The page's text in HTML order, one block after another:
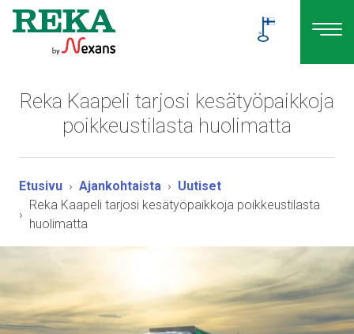
Reka Kaapeli tarjosi kesätyöpaikkoja
poikkeustilasta huolimatta
Etusivu Ajankohtaista
Uutiset
Reka Kaapeli tarjosi kesätyöpaikkoja poikkeustilasta
huolimatta